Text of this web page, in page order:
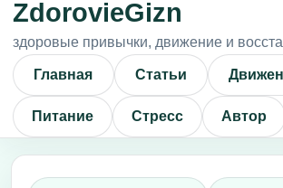
ZdorovieGizn
здоровые привычки, движение и
Главная Статьи
Питание Стресс Автор